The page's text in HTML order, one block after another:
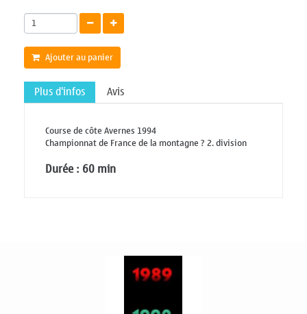
Ajouter au panier
Plus d'infos Avis
Course de côte Avernes 1994
Championnat de France de la montagne ? 2. division
Durée : 60 min